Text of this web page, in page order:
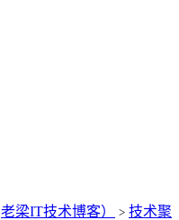
梁IT技术博客） > 技术聚